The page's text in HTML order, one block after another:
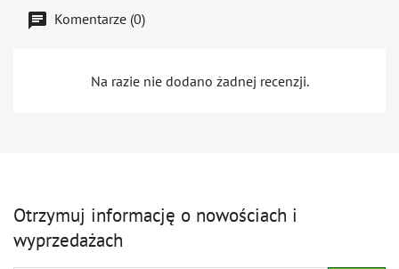
Komentarze (0)
Na razie nie dodano żadnej recenzji.
Otrzymuj informację o nowościach i
wyprzedażach